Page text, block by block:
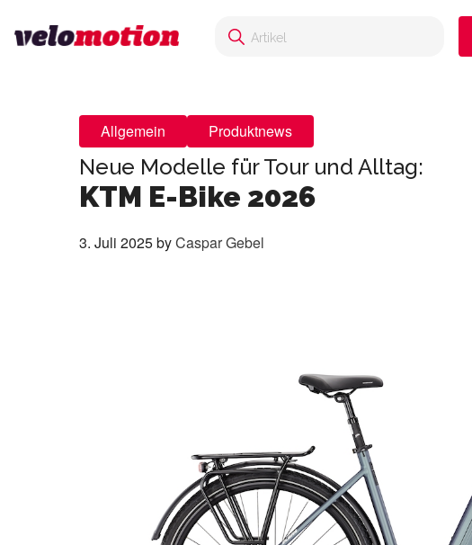
Allgemein Produktnews
Neue Modelle für Tour und Alltag:
KTM E-Bike 2026
3. Juli 2025byCaspar Gebel